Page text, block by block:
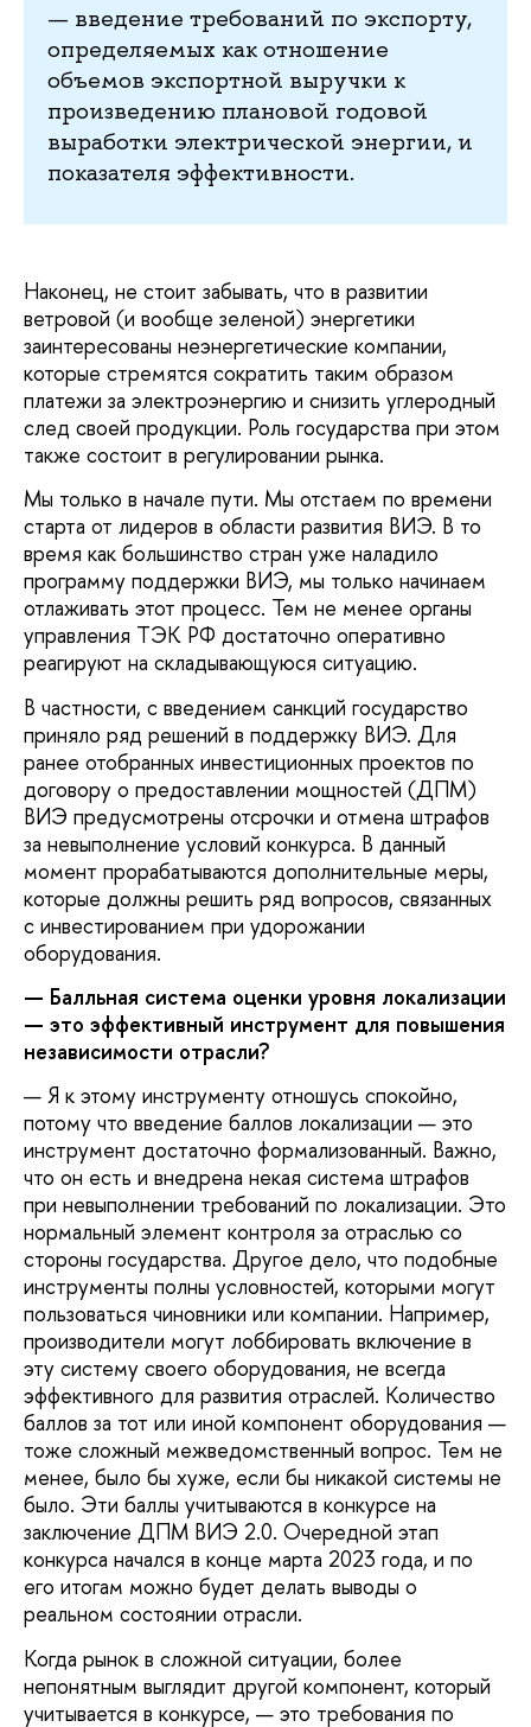
— введение требований по экспорту,
определяемых как отношение
объемов экспортной выручки к
произведению плановой годовой
выработки электрической энергии, и
показателя эффективности.
Наконец, не стоит забывать, что в развитии
ветровой (и вообще зеленой) энергетики
заинтересованы неэнергетические компании,
которые стремятся сократить таким образом
платежи за электроэнергию и снизить углеродный
след своей продукции. Роль государства при этом
также состоит в регулировании рынка.
Мы только в начале пути. Мы отстаем по времени
старта от лидеров в области развития ВИЭ. В то
время как большинство стран уже наладило
программу поддержки ВИЭ, мы только начинаем
отлаживать этот процесс. Тем не менее органы
управления ТЭК РФ достаточно оперативно
реагируют на складывающуюся ситуацию.
В частности, с введением санкций государство
приняло ряд решений в поддержку ВИЭ. Для
ранее отобранных инвестиционных проектов по
договору о предоставлении мощностей (ДПМ)
ВИЭ предусмотрены отсрочки и отмена штрафов
за невыполнение условий конкурса. В данный
момент прорабатываются дополнительные меры,
которые должны решить ряд вопросов, связанных
с инвестированием при удорожании
оборудования.
— Балльная система оценки уровня локализации
— это эффективный инструмент для повышения
независимости отрасли?
— Я к этому инструменту отношусь спокойно,
потому что введение баллов локализации — это
инструмент достаточно формализованный. Важно,
что он есть и внедрена некая система штрафов
при невыполнении требований по локализации. Это
нормальный элемент контроля за отраслью со
стороны государства. Другое дело, что подобные
инструменты полны условностей, которыми могут
пользоваться чиновники или компании. Например,
производители могут лоббировать включение в
эту систему своего оборудования, не всегда
эффективного для развития отраслей. Количество
баллов за тот или иной компонент оборудования —
тоже сложный межведомственный вопрос. Тем не
менее, было бы хуже, если бы никакой системы не
было. Эти баллы учитываются в конкурсе на
заключение ДПМ ВИЭ 2.0. Очередной этап
конкурса начался в конце марта 2023 года, и по
его итогам можно будет делать выводы о
реальном состоянии отрасли.
Когда рынок в сложной ситуации, более
непонятным выглядит другой компонент, который
учитывается в конкурсе, — это требования по